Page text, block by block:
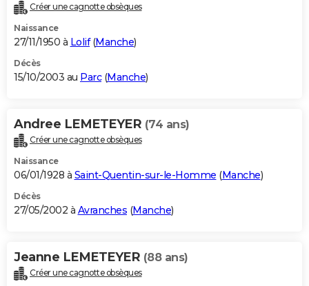
Créer une cagnotte obsèques
Naissance
27/11/1950 à Lolif(Manche)
Décès
15/10/2003 au Parc(Manche)
Andree LEMETEYER (74 ans)
Créer une cagnotte obsèques
Naissance
06/01/1928 à Saint-Quentin-sur-le-Homme (Manche)
Décès
27/05/2002 à Avranches (Manche)
Jeanne LEMETEYER (88 ans)
Créer une cagnotte obsèques